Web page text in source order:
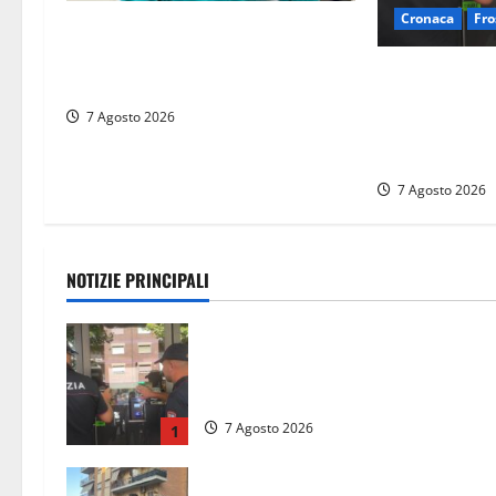
7 Agosto 2026
Cronaca
7 Agosto 2026
NOTIZIE PRINCIPALI
1 7 Agosto 2026